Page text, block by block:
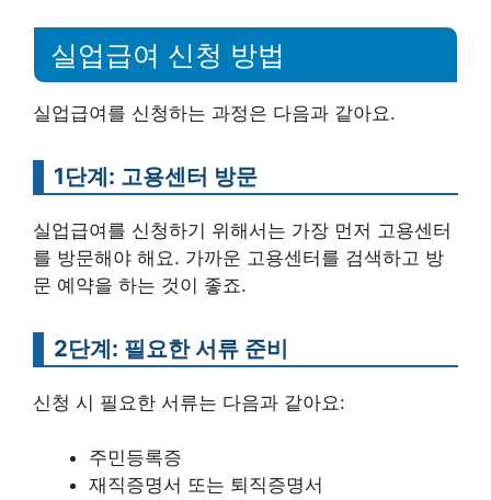
실업급여 신청 방법
실업급여를 신청하는 과정은 다음과 같아요.
1단계: 고용센터 방문
실업급여를 신청하기 위해서는 가장 먼저 고용센터
를 방문해야 해요. 가까운 고용센터를 검색하고 방
문 예약을 하는 것이 좋죠.
2단계: 필요한 서류 준비
신청 시 필요한 서류는 다음과 같아요:
주민등록증
재직증명서 또는 퇴직증명서